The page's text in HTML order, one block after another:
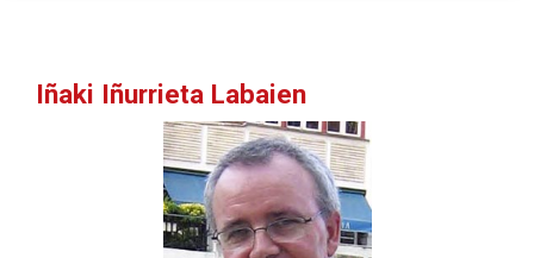
Iñaki Iñurrieta Labaien